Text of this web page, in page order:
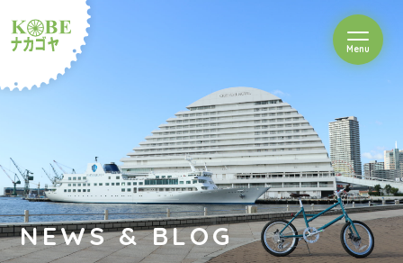
ルショップナカゴヤ
Menuを開閉
NEWS & BLOG